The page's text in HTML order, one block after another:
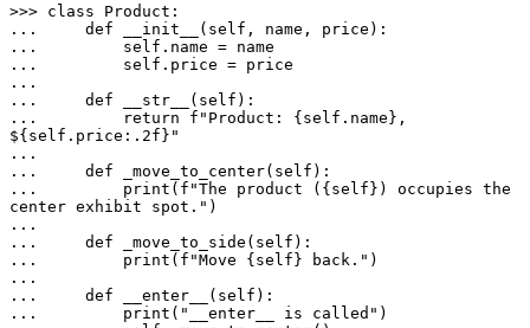
>>> class Product:
...     def __init__(self, name, price):
...         self.name = name
...         self.price = price
...
...     def __str__(self):
...         return f"Product: {self.name},
${self.price:.2f}"
...
...     def _move_to_center(self):
...         print(f"The product ({self}) occupies the
center exhibit spot.")
...
...     def _move_to_side(self):
...         print(f"Move {self} back.")
...
...     def __enter__(self):
...         print("__enter__ is called")